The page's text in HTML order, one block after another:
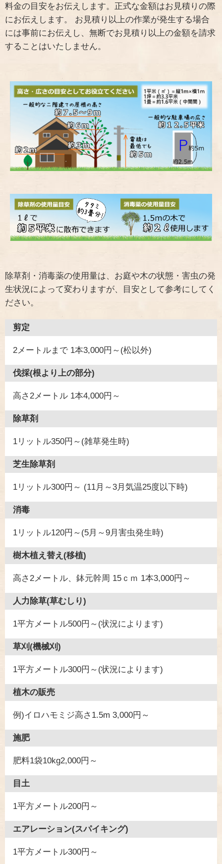
料金の目安をお伝えします。正式な金額はお見積りの際
にお伝えします。 お見積り以上の作業が発生する場合
には事前にお伝えし、無断でお見積り以上の金額を請求
することはいたしません。
除草剤・消毒薬の使用量は、お庭や木の状態・害虫の発
生状況によって変わりますが、目安として参考にしてく
ださい。
剪定
2メートルまで 1本3,000円～(松以外)
伐採(根より上の部分)
高さ2メートル 1本4,000円～
除草剤
1リットル350円～(雑草発生時)
芝生除草剤
1リットル300円～ (11月～3月気温25度以下時)
消毒
1リットル120円～(5月～9月害虫発生時)
樹木植え替え(移植)
高さ2メートル、鉢元幹周 15ｃｍ 1本3,000円～
人力除草(草むしり)
1平方メートル500円～(状況によります)
草刈(機械刈)
1平方メートル300円～(状況によります)
植木の販売
例)イロハモミジ高さ1.5m 3,000円～
施肥
肥料1袋10kg2,000円～
目土
1平方メートル200円～
エアレーション(スパイキング)
1平方メートル300円～